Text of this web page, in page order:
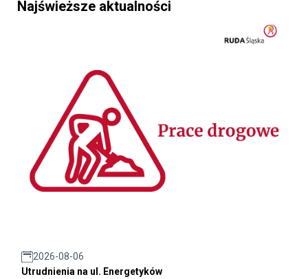
Najświeższe aktualności
2026-08-06
Utrudnienia na ul. Energetyków